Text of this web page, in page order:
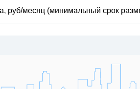
руб/месяц (минимальный срок